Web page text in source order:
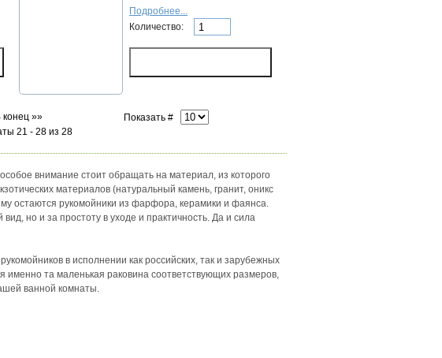
Подробнее...
Количество:
конец »»
Показать #
21 - 28 из 28
внимание стоит обращать на материал, из которого
материалов (натуральный камень, гранит, оникс
остаются рукомойники из фарфора, керамики и фаянса.
но и за простоту в уходе и практичность. Да и сила
в исполнении как российских, так и зарубежных
та маленькая раковина соответствующих размеров,
ванной комнаты.